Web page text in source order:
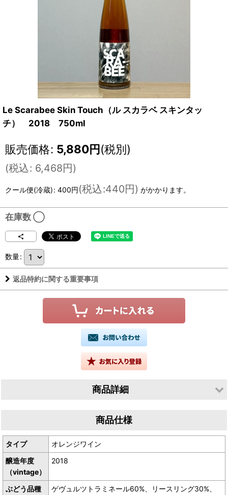
Le Scarabee Skin Touch（ル スカラベ スキンタッ
チ） 2018 750ml
販売価格: 5,880円(税別)
(税込: 6,468円)
クール便(冷蔵): 400円(税込:440円) がかかります。
在庫数 ◯
数量:
返品特約に関する重要事項
商品詳細
産地／フランス アルザス地方商品仕様
タイプ
オレンジワイン
醸造年度
（vintage）
2018
ぶどう品種
ゲヴュルツトラミネール60%、リースリング30%、